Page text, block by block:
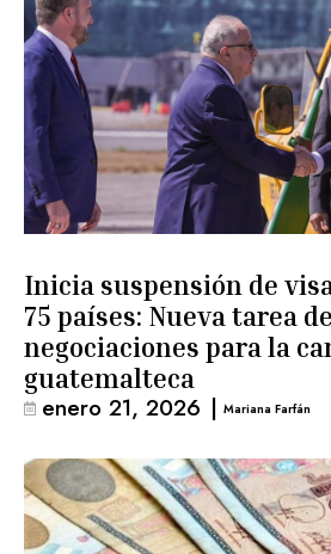
Inicia suspensión de
75 países: Nueva tarea de
negociaciones para la
guatemalteca
enero 21, 2026 | Mariana Farfán